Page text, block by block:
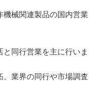
機械関連製品の国内営業
同行営業を主に行いま
、業界の同行や市場調査